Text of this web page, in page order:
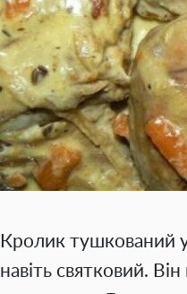
Кролик тушкований
навіть святковий.